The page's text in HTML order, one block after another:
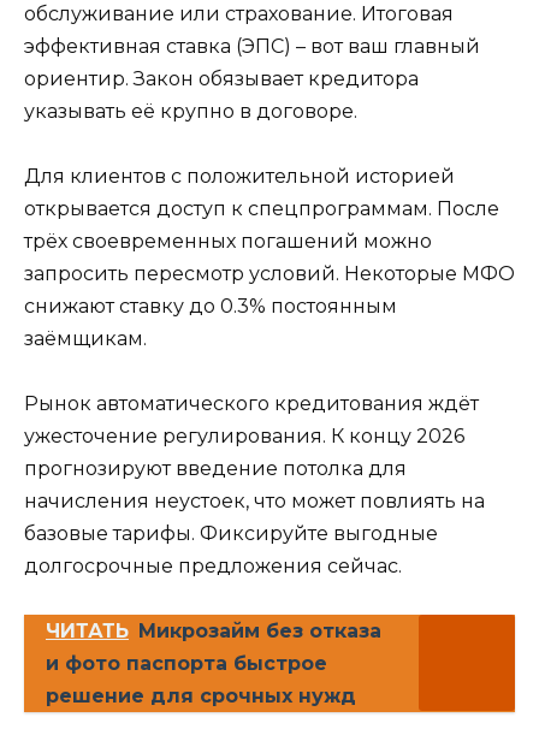
обслуживание или страхование. Итоговая
эффективная ставка (ЭПС) – вот ваш главный
ориентир. Закон обязывает кредитора
указывать её крупно в договоре.
Для клиентов с положительной историей
открывается доступ к спецпрограммам. После
трёх своевременных погашений можно
запросить пересмотр условий. Некоторые МФО
снижают ставку до 0.3% постоянным
заёмщикам.
Рынок автоматического кредитования ждёт
ужесточение регулирования. К концу 2026
прогнозируют введение потолка для
начисления неустоек, что может повлиять на
базовые тарифы. Фиксируйте выгодные
долгосрочные предложения сейчас.
ЧИТАТЬ Микрозайм без отказа
и фото паспорта быстрое
решение для срочных нужд